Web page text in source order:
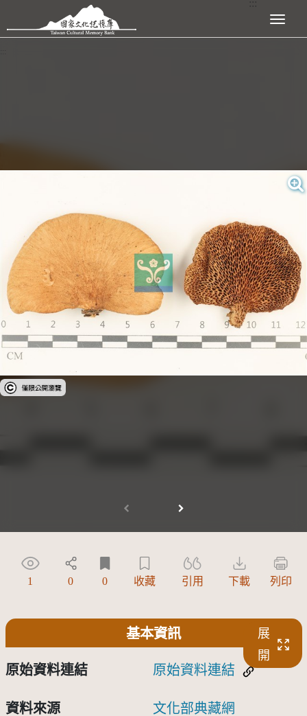
跳到主要內容區塊 展開選單
受著作權法保護-僅限於本平台有限度公開瀏覽
1 0 0 收藏 引用 下載 列印
基本資訊
展
開
原始資料連結 原始資料連結
資料來源 文化部典藏網